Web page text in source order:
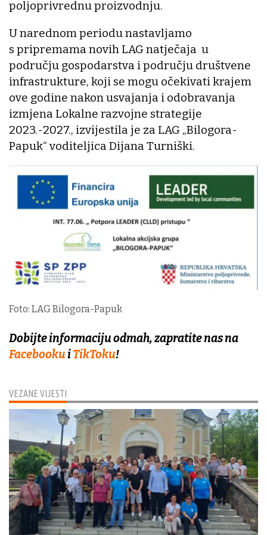
VEZANE VIJESTI
poljoprivrednu proizvodnju.
U narednom periodu nastavljamo
s pripremama novih LAG natječaja u
području gospodarstva i području društvene
infrastrukture, koji se mogu očekivati krajem
ove godine nakon usvajanja i odobravanja
izmjena Lokalne razvojne strategije
2023.-2027., izvijestila je za LAG „Bilogora-
Papuk“ voditeljica Dijana Turniški.
Foto: LAG Bilogora-Papuk
Dobijte informaciju odmah, zapratite nas na
FacebookuiTikToku!